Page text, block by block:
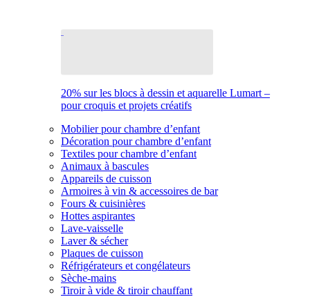
20% sur les blocs à dessin et aquarelle Lumart –
pour croquis et projets créatifs
Mobilier pour chambre d’enfant
Décoration pour chambre d’enfant
Textiles pour chambre d’enfant
Animaux à bascules
Appareils de cuisson
Armoires à vin & accessoires de bar
Fours & cuisinières
Hottes aspirantes
Lave-vaisselle
Laver & sécher
Plaques de cuisson
Réfrigérateurs et congélateurs
Sèche-mains
Tiroir à vide & tiroir chauffant